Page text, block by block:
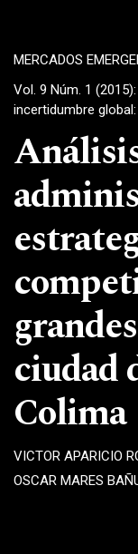
MERCADOS
Vol. 9 Núm. 1
incertidumbre
ciudad
Colima
VICTOR APARICIO
OSCAR MARES